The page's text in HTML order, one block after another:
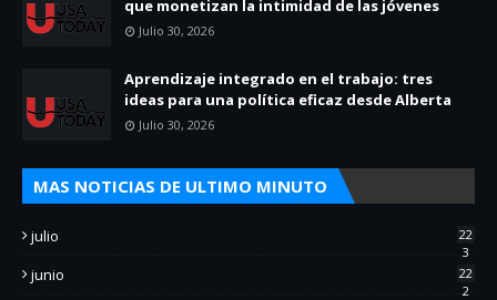
que monetizan la intimidad de las jóvenes
Julio 30, 2026
Aprendizaje integrado en el trabajo: tres
ideas para una política eficaz desde Alberta
Julio 30, 2026
MAS NOTICIAS DE ULTIMO MINUTO
julio
22
3
junio
22
2